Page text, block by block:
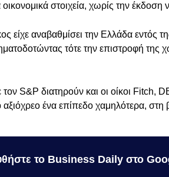
στοιχεία, χωρίς την έκδοση
είχε αναβαθμίσει την Ελλάδα εντός
τότε την επιστροφή της
τον S&P διατηρούν και οι οίκοι Fitch,
αξιόχρεο ένα επίπεδο χαμηλότερα,
το Business Daily στο